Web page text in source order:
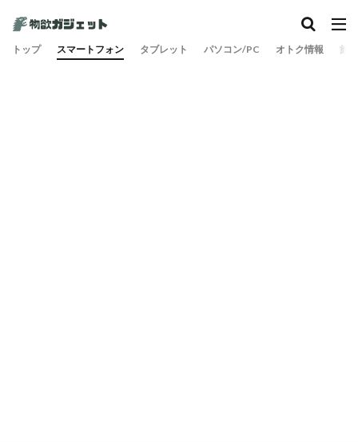
トップ スマートフォン タブレット パソコン/PC オトク情報 旅
カテゴリー